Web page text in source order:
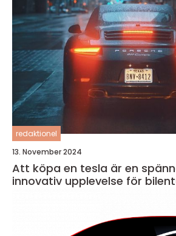
redaktionel
13. November 2024
Att köpa en tesla är en
innovativ upplevelse för